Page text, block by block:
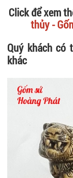
Click để xem
thủy -
Quý khách có
khác